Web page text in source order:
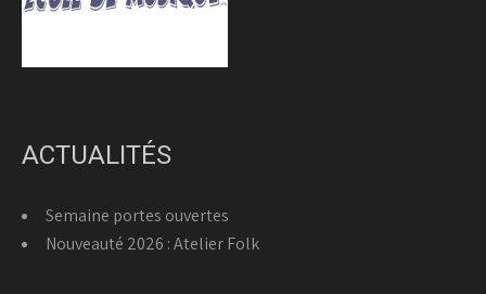
ACTUALITÉS
Semaine portes ouvertes
Nouveauté 2026 : Atelier Folk